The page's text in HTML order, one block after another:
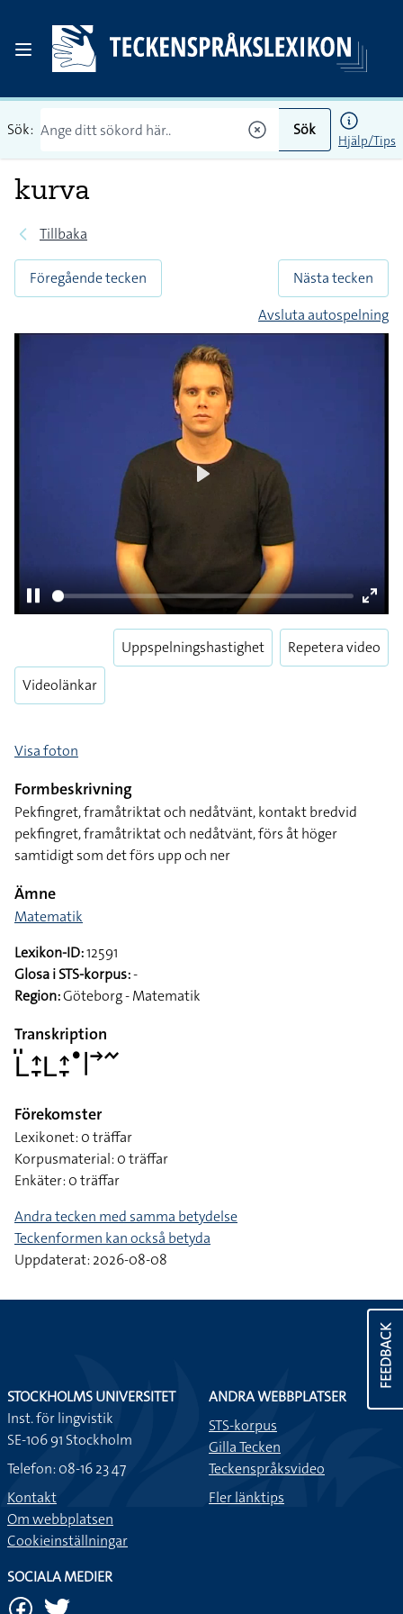
Sök: Sök
Hjälp/Tips
kurva
Tillbaka
Föregående tecken
Nästa tecken
Avsluta autospelning
Enter
Videolänkar
Uppspelningshastighet Repetera video
Visa foton
Formbeskrivning
Pekfingret, framåtriktat och nedåtvänt, kontakt bredvid
pekfingret, framåtriktat och nedåtvänt, förs åt höger
samtidigt som det förs upp och ner
Ämne
Matematik
Lexikon-ID:12591
Glosa i STS-korpus:-
Region:Göteborg - Matematik
Transkription
􌥈􌤺􌤴􌥙􌥈􌤴􌥙􌤟􌥼􌥣􌥨
Förekomster
Lexikonet: 0 träffar
Korpusmaterial: 0 träffar
Enkäter: 0 träffar
Andra tecken med samma betydelse
Teckenformen kan också betyda
Uppdaterat: 2026-08-08
FEEDBACK
STOCKHOLMS UNIVERSITET
Inst. för lingvistik
SE-106 91 Stockholm
Telefon: 08-16 23 47
Kontakt
Om webbplatsen
Cookieinställningar
ANDRA WEBBPLATSER
STS-korpus
Gilla Tecken
Teckenspråksvideo
Fler länktips
SOCIALA MEDIER